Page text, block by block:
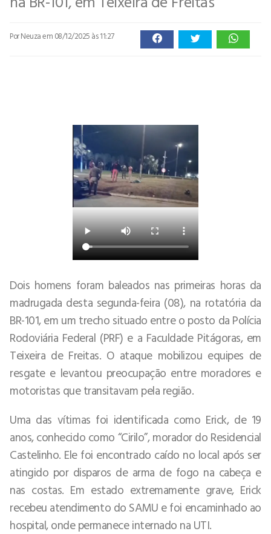
Por Neuzaem 08/12/2025 às 11:27
Dois homens foram baleados nas primeiras horas da
madrugada desta segunda-feira (08), na rotatória da
BR-101, em um trecho situado entre o posto da Polícia
Rodoviária Federal (PRF) e a Faculdade Pitágoras, em
Teixeira de Freitas. O ataque mobilizou equipes de
resgate e levantou preocupação entre moradores e
motoristas que transitavam pela região.
Uma das vítimas foi identificada como Erick, de 19
anos, conhecido como “Cirilo”, morador do Residencial
Castelinho. Ele foi encontrado caído no local após ser
atingido por disparos de arma de fogo na cabeça e
nas costas. Em estado extremamente grave, Erick
recebeu atendimento do SAMU e foi encaminhado ao
hospital, onde permanece internado na UTI.